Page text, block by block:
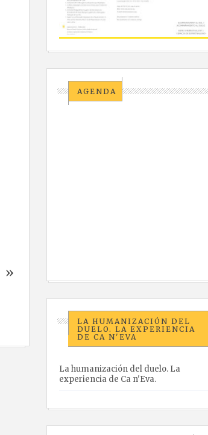
AGENDA
LA HUMANIZACIÓN DEL
DUELO. LA EXPERIENCIA
DE CA N'EVA
La humanización del duelo. La
experiencia de Ca n'Eva.